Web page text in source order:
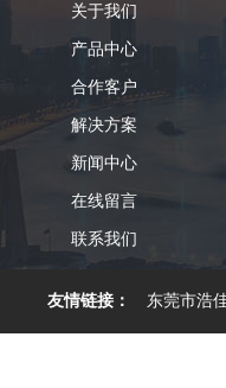
关于我们
产品中心
合作客户
解决方案
新闻中心
在线留言
联系我们
友情链接： 东莞市浩